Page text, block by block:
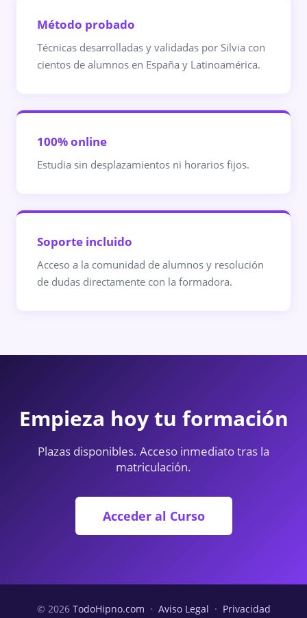
Método probado
Técnicas desarrolladas y validadas por Silvia con
cientos de alumnos en España y Latinoamérica.
100% online
Estudia sin desplazamientos ni horarios fijos.
Soporte incluido
Acceso a la comunidad de alumnos y resolución
de dudas directamente con la formadora.
Empieza hoy tu formación
Plazas disponibles. Acceso inmediato tras la
matriculación.
Acceder al Curso
© 2026 TodoHipno.com · Aviso Legal · Privacidad